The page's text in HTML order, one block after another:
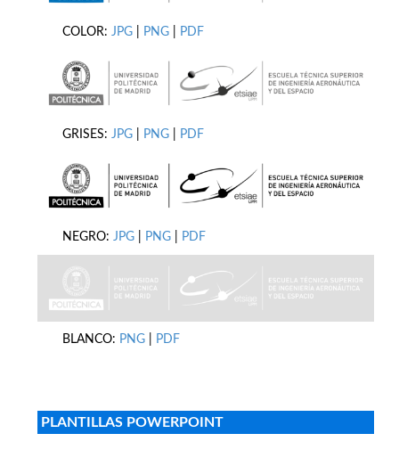
COLOR: JPG PNG PDF
GRISES: JPG PNG PDF
NEGRO: JPG PNG PDF
BLANCO: PNG PDF
PLANTILLAS POWERPOINT